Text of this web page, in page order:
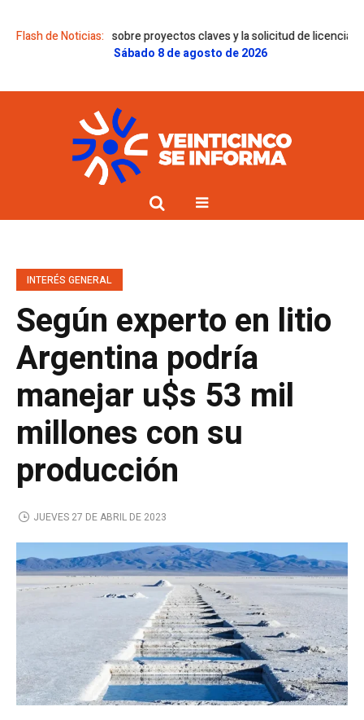
Flash de Noticias:
sobre proyectos claves y la solicitud de licencia de Gregorini
Sábado 8 de agosto de 2026
INTERÉS GENERAL
Según experto en litio
Argentina podría
manejar u$s 53 mil
millones con su
producción
JUEVES 27 DE ABRIL DE 2023